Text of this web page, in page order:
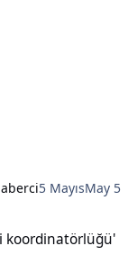
5 MayısMay 5
koordinatörlüğü'